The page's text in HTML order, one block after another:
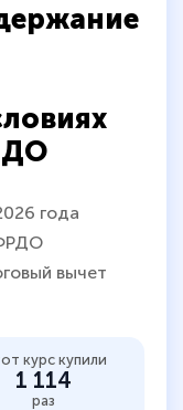
ДО
года
вычет
курс купили
1 114
раз